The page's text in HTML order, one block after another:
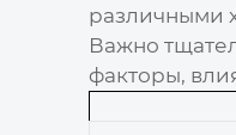
различными
Важно
факторы,